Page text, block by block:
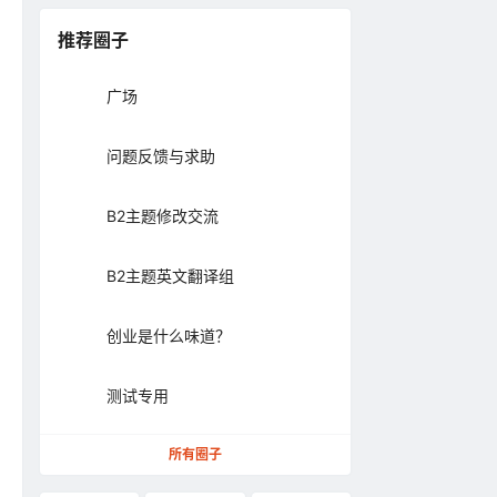
推荐圈子
广场
问题反馈与求助
B2主题修改交流
B2主题英文翻译组
创业是什么味道？
测试专用
所有圈子